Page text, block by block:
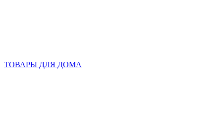
ТОВАРЫ ДЛЯ ДОМА